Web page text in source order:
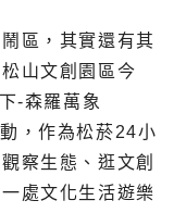
區，其實還有其
山文創園區今
-森羅萬象
，作為松菸24小
察生態、逛文創
處文化生活遊樂